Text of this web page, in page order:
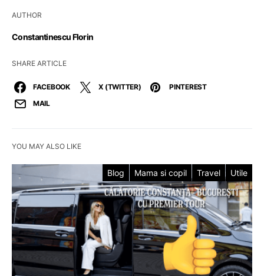
AUTHOR
Constantinescu Florin
SHARE ARTICLE
FACEBOOK X (TWITTER)
PINTEREST
MAIL
YOU MAY ALSO LIKE
Blog Mama si copil Travel Utile